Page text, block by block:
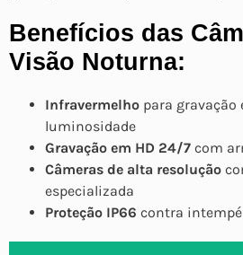
Benefícios das
Visão Noturna:
Infravermelho para gravação
luminosidade
Gravação em HD 24/7 com
Câmeras de alta resolução
especializada
Proteção IP66 contra